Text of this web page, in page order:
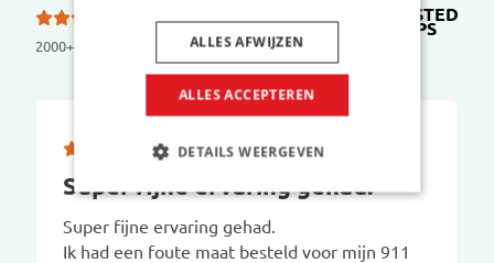
2000+ reviews
op
TRUSTED
SHOPS
Super fijne ervaring gehad.
Super fijne ervaring gehad.
Ik had een foute maat besteld voor mijn 911
ALLES ACCEPTEREN
ALLES AFWIJZEN
DETAILS WEERGEVEN